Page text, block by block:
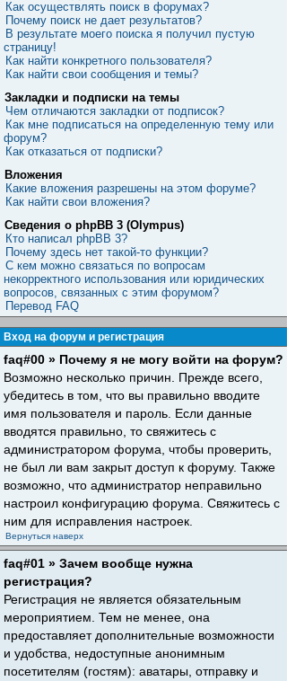
Как осуществлять поиск в форумах?
Почему поиск не дает результатов?
В результате моего поиска я получил пустую
страницу!
Как найти конкретного пользователя?
Как найти свои сообщения и темы?
Закладки и подписки на темы
Чем отличаются закладки от подписок?
Как мне подписаться на определенную тему или
форум?
Как отказаться от подписки?
Вложения
Какие вложения разрешены на этом форуме?
Как найти свои вложения?
Сведения о phpBB 3 (Olympus)
Кто написал phpBB 3?
Почему здесь нет такой-то функции?
С кем можно связаться по вопросам
некорректного использования или юридических
вопросов, связанных с этим форумом?
Перевод FAQ
Вход на форум и регистрация
faq#00 » Почему я не могу войти на форум?
Возможно несколько причин. Прежде всего,
убедитесь в том, что вы правильно вводите
имя пользователя и пароль. Если данные
вводятся правильно, то свяжитесь с
администратором форума, чтобы проверить,
не был ли вам закрыт доступ к форуму. Также
возможно, что администратор неправильно
настроил конфигурацию форума. Свяжитесь с
ним для исправления настроек.
Вернуться наверх
faq#01 » Зачем вообще нужна
регистрация?
Регистрация не является обязательным
мероприятием. Тем не менее, она
предоставляет дополнительные возможности
и удобства, недоступные анонимным
посетителям (гостям): аватары, отправку и